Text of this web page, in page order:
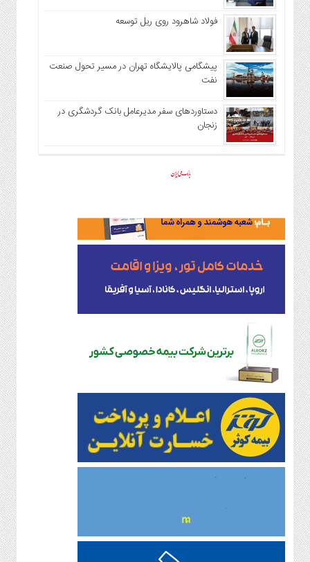
فولاد شاهرود روی ریل توسعه
پیشگامی پالایشگاه تهران در مسیر تحول صنعت
نفت
دستاوردهای سفر مدیرعامل بانک گردشگری در
زنجان